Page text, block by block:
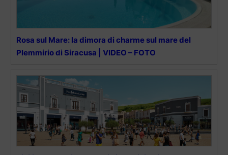
Rosa sul Mare: la dimora di charme sul mare del
Plemmirio di Siracusa | VIDEO – FOTO